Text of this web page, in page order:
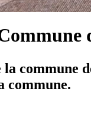
commune
commune.